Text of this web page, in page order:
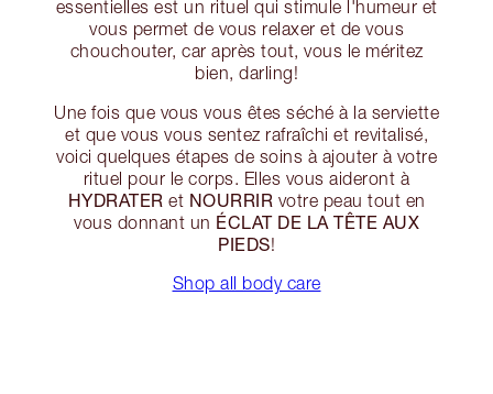
essentielles est un rituel qui stimule l'humeur et
vous permet de vous relaxer et de vous
chouchouter, car après tout, vous le méritez
bien, darling!
Une fois que vous vous êtes séché à la serviette
et que vous vous sentez rafraîchi et revitalisé,
voici quelques étapes de soins à ajouter à votre
rituel pour le corps. Elles vous aideront à
HYDRATER et NOURRIR votre peau tout en
vous donnant un ÉCLAT DE LA TÊTE AUX
PIEDS!
Shop all body care